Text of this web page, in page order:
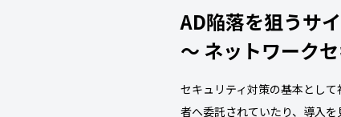
AD陥落を狙うサ
～ ネットワーク
セキュリティ対策の基本とし
者へ委託されていたり、導入